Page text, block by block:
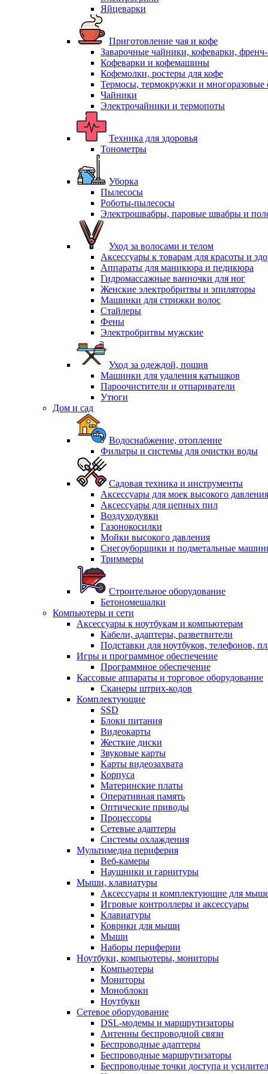
Яйцеварки
Приготовление чая и кофе
Заварочные чайники, кофеварки,
Кофеварки и кофемашины
Кофемолки, ростеры для кофе
Термосы, термокружки и многоразовые
Чайники
Электрочайники и термопоты
Техника для здоровья
Тонометры
Уборка
Пылесосы
Роботы-пылесосы
Электрошвабры, паровые швабры и
Уход за волосами и телом
Аксессуары к товарам для красоты и
Аппараты для маникюра и педикюра
Гидромассажные ванночки для ног
Женские электробритвы и эпиляторы
Машинки для стрижки волос
Стайлеры
Фены
Электробритвы мужские
Уход за одеждой, пошив
Машинки для удаления катышков
Пароочистители и отпариватели
Утюги
Дом и сад
Водоснабжение, отопление
Фильтры и системы для очистки воды
Садовая техника и инструменты
Аксессуары для моек высокого давления
Аксессуары для цепных пил
Воздуходувки
Газонокосилки
Мойки высокого давления
Снегоуборщики и подметальные
Триммеры
Строительное оборудование
Бетономешалки
Компьютеры и сети
Аксессуары к ноутбукам и компьютерам
Кабели, адаптеры, разветвители
Подставки для ноутбуков, телефонов,
Игры и программное обеспечение
Программное обеспечение
Кассовые аппараты и торговое оборудование
Сканеры штрих-кодов
Комплектующие
SSD
Блоки питания
Видеокарты
Жесткие диски
Звуковые карты
Карты видеозахвата
Корпуса
Материнские платы
Оперативная память
Оптические приводы
Процессоры
Сетевые адаптеры
Системы охлаждения
Мультимедиа периферия
Веб-камеры
Наушники и гарнитуры
Мыши, клавиатуры
Аксессуары и комплектующие для
Игровые контроллеры и аксессуары
Клавиатуры
Коврики для мыши
Мыши
Наборы периферии
Ноутбуки, компьютеры, мониторы
Компьютеры
Мониторы
Моноблоки
Ноутбуки
Сетевое оборудование
DSL-модемы и маршрутизаторы
Антенны беспроводной связи
Беспроводные адаптеры
Беспроводные маршрутизаторы
Беспроводные точки доступа и